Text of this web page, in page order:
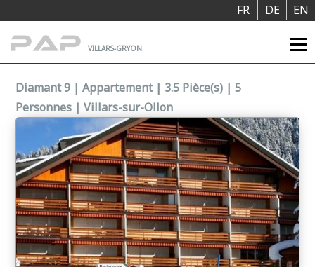
EN
DE
FR
VILLARS-GRYON
Diamant 9 | Appartement | 3.5 Pièce(s) | 5
Personnes | Villars-sur-Ollon